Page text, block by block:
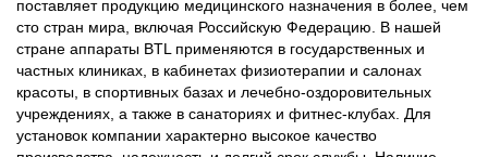
поставляет продукцию медицинского назначения в более, чем
сто стран мира, включая Российскую Федерацию. В нашей
стране аппараты BTL применяются в государственных и
частных клиниках, в кабинетах физиотерапии и салонах
красоты, в спортивных базах и лечебно-оздоровительных
учреждениях, а также в санаториях и фитнес-клубах. Для
установок компании характерно высокое качество